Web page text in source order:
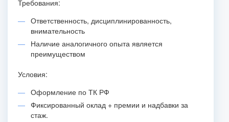
Требования:
Ответственность, дисциплинированность,
внимательность
Наличие аналогичного опыта является
преимуществом
Условия:
Оформление по ТК РФ
Фиксированный оклад + премии и надбавки за
стаж.